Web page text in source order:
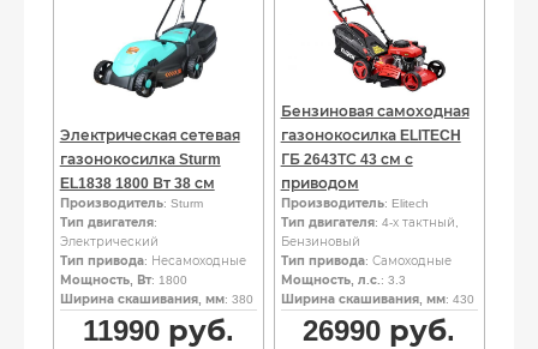
Электрическая сетевая
газонокосилка Sturm
EL1838 1800 Вт 38 см
Производитель: Sturm
Тип двигателя:
Электрический
Тип привода: Несамоходные
Мощность, Вт: 1800
Ширина скашивания, мм: 380
11990руб.
Бензиновая самоходная
газонокосилка ELITECH
ГБ 2643ТС 43 см с
приводом
Производитель: Elitech
Тип двигателя: 4-х тактный,
Бензиновый
Тип привода: Самоходные
Мощность, л.с.: 3.3
Ширина скашивания, мм: 430
26990 руб.